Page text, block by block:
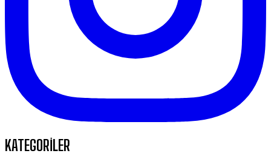
KATEGORİLER